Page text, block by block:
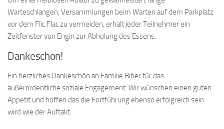
Warteschlangen, Versammlungen beim Warten auf dem Parkplatz
vor dem Flic Flac zu vermeiden, erhält jeder Teilnehmer ein
Zeitfenster von Engin zur Abholung des Essens.
Dankeschön!
Ein herzliches Dankeschön an Familie Biber für das
außerordentliche soziale Engagement. Wir wünschen einen guten
Appetit und hoffen das die Fortführung ebenso erfolgreich sein
wird wie der Auftakt.